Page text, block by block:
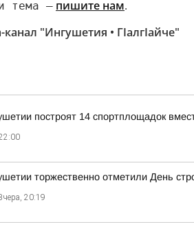
тема — пишите нам.
канал "Ингушетия • ГIалгIайче"
построят 14 спортплощадок
торжественно отметили День
20:19